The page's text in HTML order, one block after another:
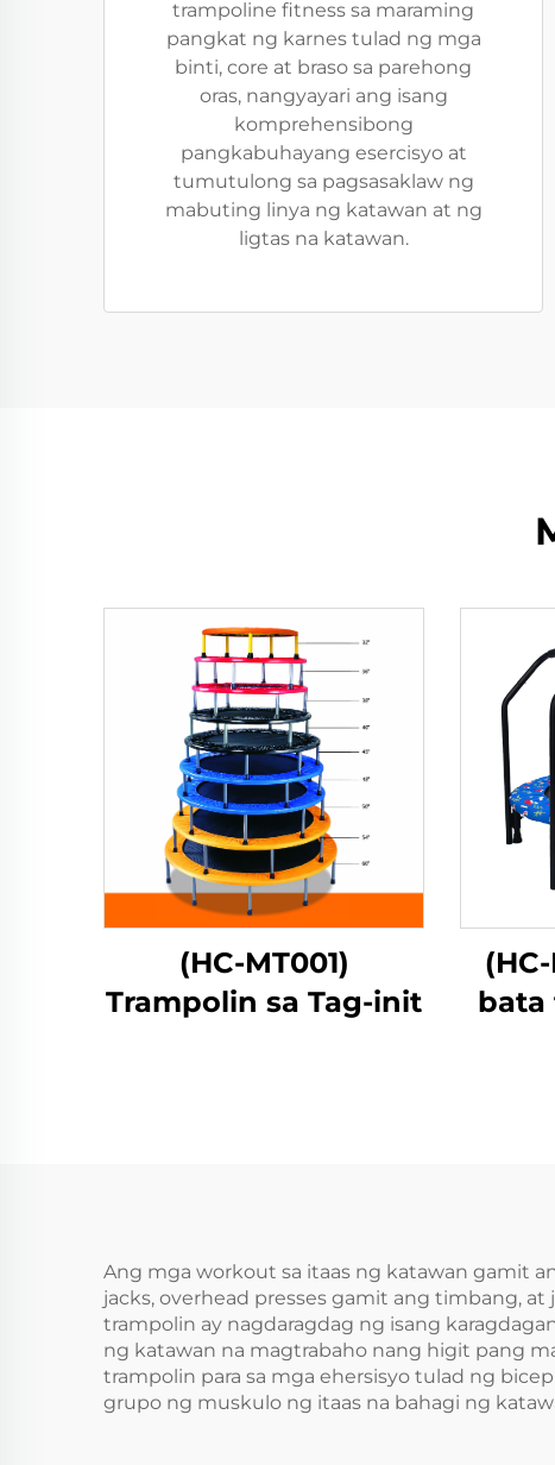
trampoline fitness sa maraming
pangkat ng karnes tulad ng mga
binti, core at braso sa parehong
oras, nangyayari ang isang
komprehensibong
pangkabuhayang esercisyo at
tumutulong sa pagsasaklaw ng
mabuting linya ng katawan at ng
ligtas na katawan.
(HC-MT001)
Trampolin sa Tag-init
bata
Ang mga workout sa itaas ng katawan gamit
jacks, overhead presses gamit ang timbang,
trampolin ay nagdaragdag ng isang
ng katawan na magtrabaho nang higit pang
trampolin para sa mga ehersisyo tulad ng
grupo ng muskulo ng itaas na bahagi ng